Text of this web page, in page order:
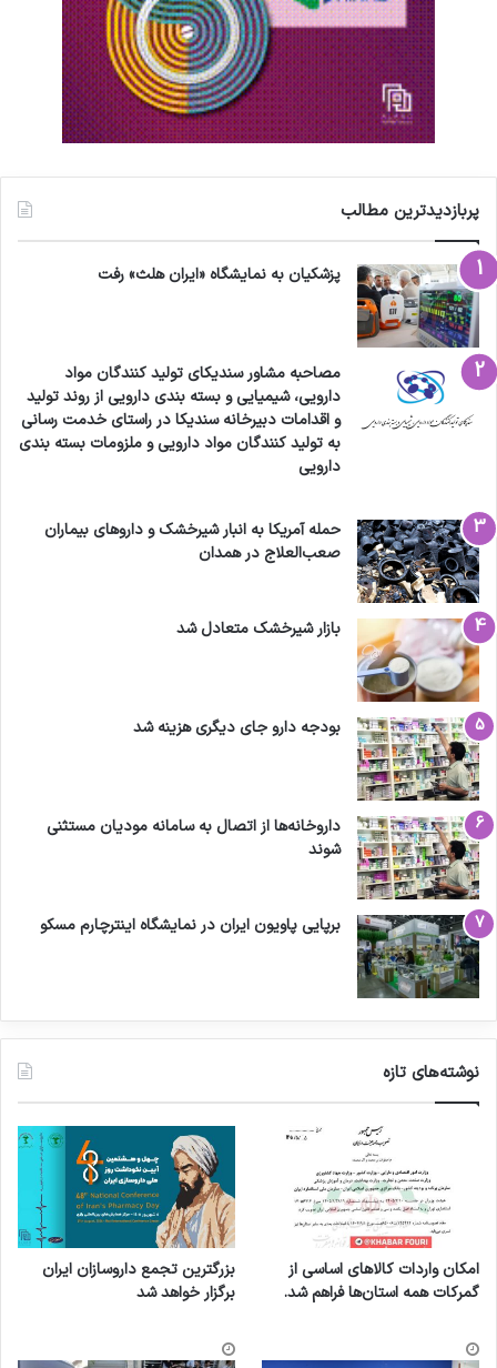
پربازدیدترین مطالب
پزشکیان به نمایشگاه «ایران هلث» رفت
مصاحبه مشاور سندیکای تولید کنندگان مواد
دارویی، شیمیایی و بسته بندی دارویی از روند تولید
و اقدامات دبیرخانه سندیکا در راستای خدمت رسانی
به تولید کنندگان مواد دارویی و ملزومات بسته بندی
دارویی
حمله آمریکا به انبار شیرخشک و داروهای بیماران
صعب‌العلاج در همدان
بازار شیرخشک متعادل شد
بودجه دارو جای دیگری هزینه شد
داروخانه‌ها از اتصال به سامانه مودیان مستثنی
شوند
برپایی پاویون ایران در نمایشگاه اینترچارم مسکو
نوشته‌های تازه
امکان واردات کالاهای اساسی از
گمرکات همه استان‌ها فراهم شد.
بزرگترین تجمع داروسازان ایران
برگزار خواهد شد